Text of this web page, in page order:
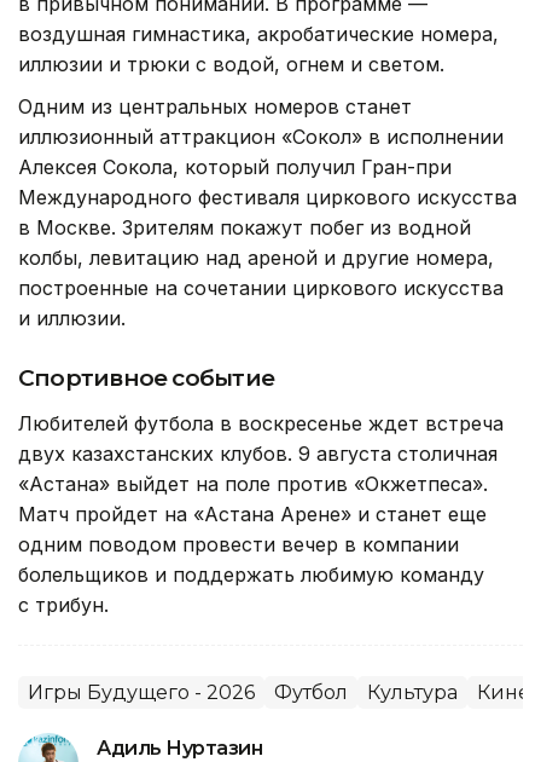
воздушная гимнастика, акробатические номера,
иллюзии и трюки с водой, огнем и светом.
Одним из центральных номеров станет
иллюзионный аттракцион «Сокол» в исполнении
Алексея Сокола, который получил Гран-при
Международного фестиваля циркового искусства
в Москве. Зрителям покажут побег из водной
колбы, левитацию над ареной и другие номера,
построенные на сочетании циркового искусства
и иллюзии.
Спортивное событие
Любителей футбола в воскресенье ждет встреча
двух казахстанских клубов. 9 августа столичная
«Астана» выйдет на поле против «Окжетпеса».
Матч пройдет на «Астана Арене» и станет еще
одним поводом провести вечер в компании
болельщиков и поддержать любимую команду
с трибун.
Игры Будущего - 2026 Футбол Культура
Адиль Нуртазин